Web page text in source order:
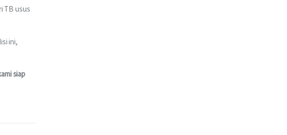
TB usus
ini,
siap